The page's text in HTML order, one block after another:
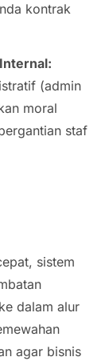
kontrak
(admin
moral
staf
sistem
dalam alur
agar bisnis